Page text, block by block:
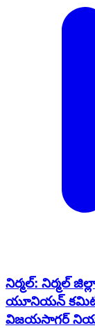
నిర్మల్: నిర్మల్
యూనియన్ కమిటీ
విజయసాగర్